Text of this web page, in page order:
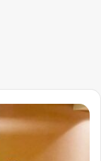
ناقش
إسترداد
السيارات